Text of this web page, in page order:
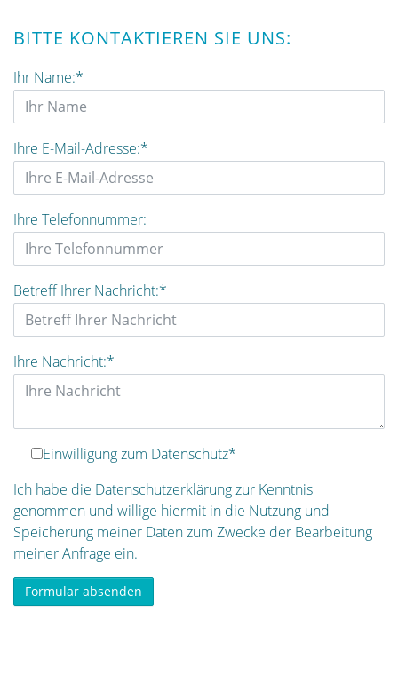
BITTE KONTAKTIEREN SIE UNS:
Ihr Name:*
Ihre E-Mail-Adresse:*
Ihre Telefonnummer:
Betreff Ihrer Nachricht:*
Ihre Nachricht:*
Einwilligung zum Datenschutz*
Ich habe die Datenschutzerklärung zur Kenntnis
genommen und willige hiermit in die Nutzung und
Speicherung meiner Daten zum Zwecke der Bearbeitung
meiner Anfrage ein.
Formular absenden